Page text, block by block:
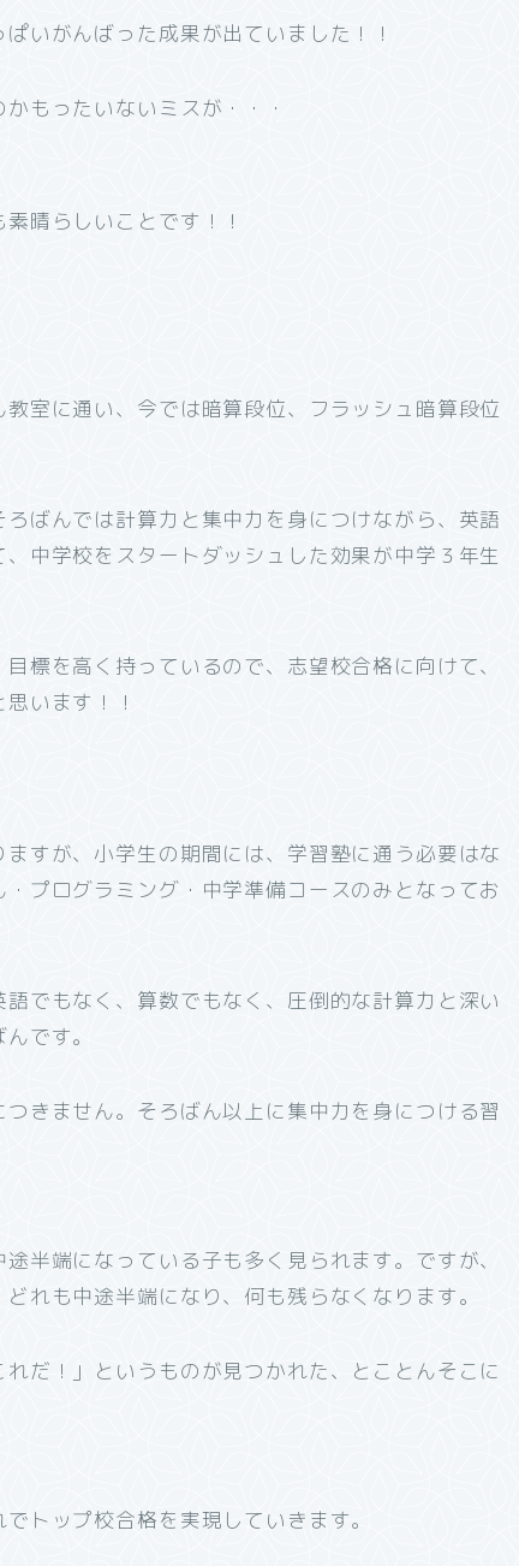
いがんばった成果が出ていました！！
もったいないミスが・・・
晴らしいことです！！
室に通い、今では暗算段位、フラッシュ暗算段位
ばんでは計算力と集中力を身につけながら、英語
中学校をスタートダッシュした効果が中学３年生
標を高く持っているので、志望校合格に向けて、
います！！
すが、小学生の期間には、学習塾に通う必要はな
プログラミング・中学準備コースのみとなってお
でもなく、算数でもなく、圧倒的な計算力と深い
です。
きません。そろばん以上に集中力を身につける習
半端になっている子も多く見られます。ですが、
れも中途半端になり、何も残らなくなります。
だ！」というものが見つかれた、とことんそこに
トップ校合格を実現していきます。